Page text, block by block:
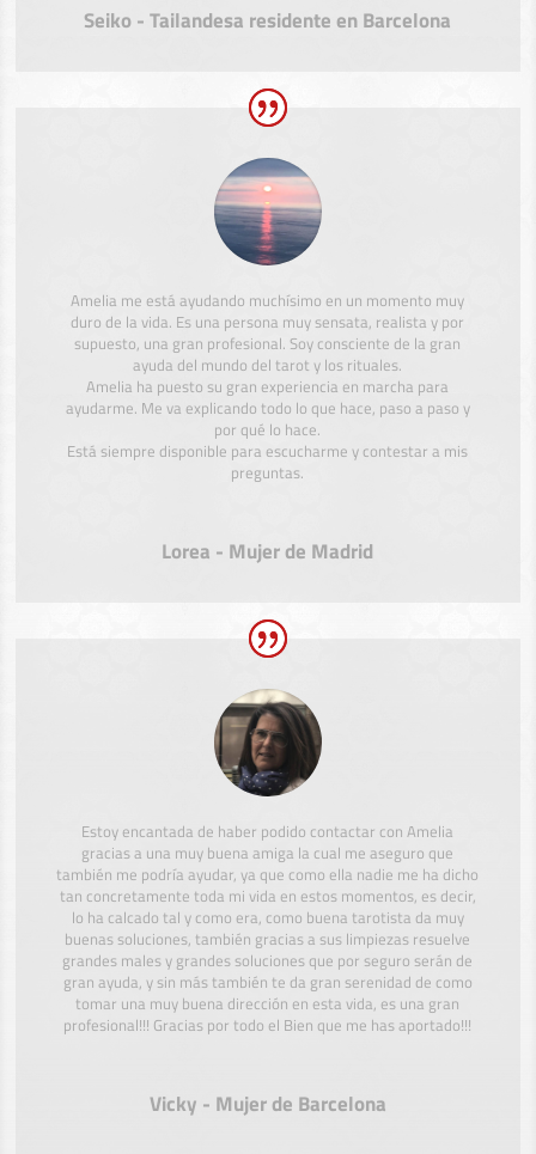
Seiko - Tailandesa residente en Barcelona
Amelia me está ayudando muchísimo en un momento muy
duro de la vida. Es una persona muy sensata, realista y por
supuesto, una gran profesional. Soy consciente de la gran
ayuda del mundo del tarot y los rituales.
Amelia ha puesto su gran experiencia en marcha para
ayudarme. Me va explicando todo lo que hace, paso a paso y
por qué lo hace.
Está siempre disponible para escucharme y contestar a mis
preguntas.
Lorea - Mujer de Madrid
Estoy encantada de haber podido contactar con Amelia
gracias a una muy buena amiga la cual me aseguro que
también me podría ayudar, ya que como ella nadie me ha dicho
tan concretamente toda mi vida en estos momentos, es decir,
lo ha calcado tal y como era, como buena tarotista da muy
buenas soluciones, también gracias a sus limpiezas resuelve
grandes males y grandes soluciones que por seguro serán de
gran ayuda, y sin más también te da gran serenidad de como
tomar una muy buena dirección en esta vida, es una gran
profesional!!! Gracias por todo el Bien que me has aportado!!!
Vicky - Mujer de Barcelona